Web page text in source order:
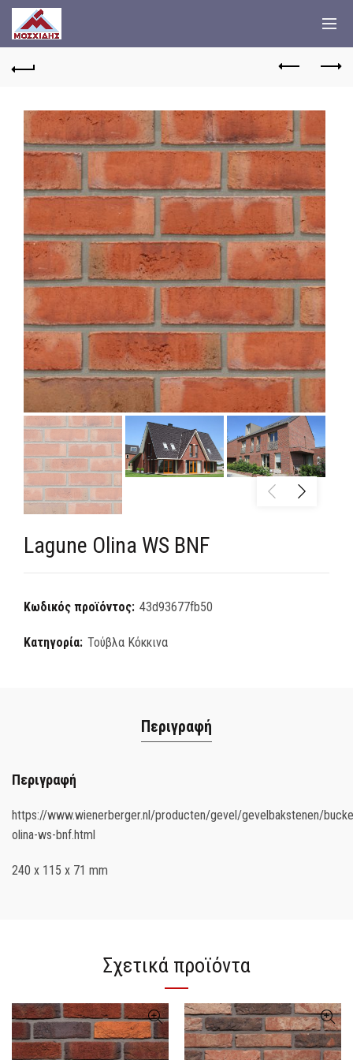
Lagune Olina WS BNF
Κωδικός προϊόντος: 43d93677fb50
Κατηγορία: Τούβλα Κόκκινα
Περιγραφή
Περιγραφή
https://www.wienerberger.nl/producten/gevel/gevelbakstenen/
olina-ws-bnf.html
240 x 115 x 71 mm
Σχετικά προϊόντα